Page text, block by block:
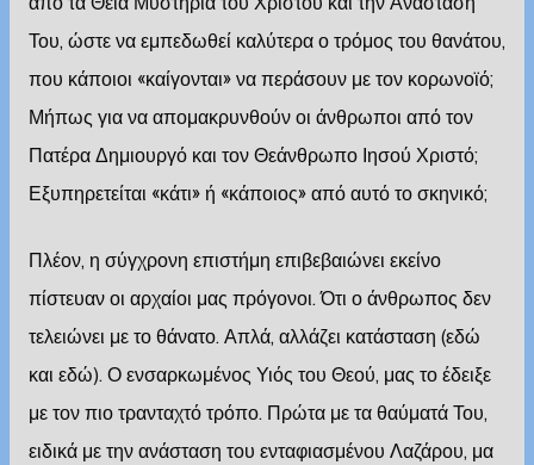
Του, ώστε να εμπεδωθεί καλύτερα ο τρόμος του θανάτου,
που κάποιοι «καίγονται» να περάσουν με τον κορωνοϊό;
Μήπως για να απομακρυνθούν οι άνθρωποι από τον
Πατέρα Δημιουργό και τον Θεάνθρωπο Ιησού Χριστό;
Εξυπηρετείται «κάτι» ή «κάποιος» από αυτό το σκηνικό;
Πλέον, η σύγχρονη επιστήμη επιβεβαιώνει εκείνο
πίστευαν οι αρχαίοι μας πρόγονοι. Ότι ο άνθρωπος δεν
τελειώνει με το θάνατο. Απλά, αλλάζει κατάσταση (εδώ
και εδώ). Ο ενσαρκωμένος Υιός του Θεού, μας το έδειξε
με τον πιο τρανταχτό τρόπο. Πρώτα με τα θαύματά Του,
ειδικά με την ανάσταση του ενταφιασμένου Λαζάρου, μα